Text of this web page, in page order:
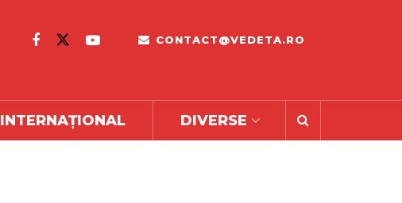
CONTACT@VEDETA.RO
INTERNAȚIONAL DIVERSE